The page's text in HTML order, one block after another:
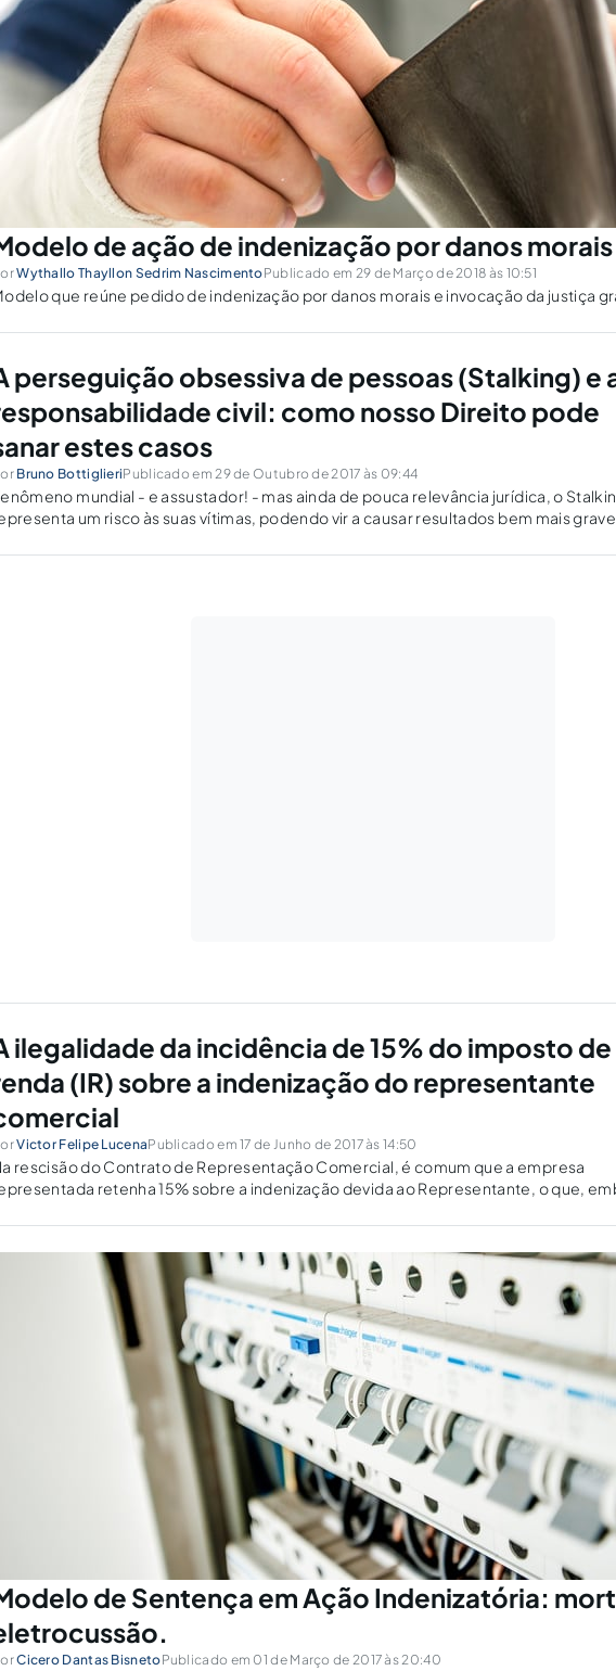
de ação de indenização por danos morais
Wythallo Thayllon Sedrim NascimentoPublicado em 29 de Março de 2018 às 10:51
que reúne pedido de indenização por danos morais e invocação da justiça
perseguição obsessiva de pessoas (Stalking) e
civil: como nosso Direito pode
estes casos
Bruno BottiglieriPublicado em 29 de Outubro de 2017 às 09:44
mundial - e assustador! - mas ainda de pouca relevância jurídica, o
um risco às suas vítimas, podendo vir a causar resultados bem mais
no direito pátrio para combater esta que vem se tornando uma perigosa
ilegalidade da incidência de 15% do imposto de
(IR) sobre a indenização do representante
Victor Felipe LucenaPublicado em 17 de Junho de 2017 às 14:50
rescisão do Contrato de Representação Comercial, é comum que a empresa
retenha 15% sobre a indenização devida ao Representante, o que,
de Sentença em Ação Indenizatória:
Cicero Dantas BisnetoPublicado em 01 de Março de 2017 às 20:40